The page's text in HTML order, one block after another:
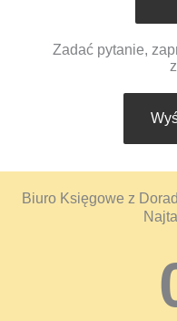
Zadać pytanie,
Biuro Księgowe z